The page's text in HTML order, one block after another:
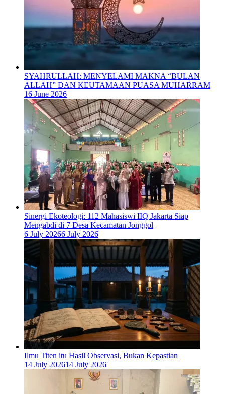
SYAHRULLAH: MENYELAMI MAKNA “BULAN
ALLAH” DAN KEUTAMAAN PUASA MUHARRAM
16 June 2026
‎Sinergi Ekoteologi: 112 Mahasiswi IIQ Jakarta Siap
Mengabdi di 7 Desa Kecamatan Jonggol
6 July 20266 July 2026
Ilmu Titen itu Hasil Observasi, Bukan Kepastian
14 July 202614 July 2026